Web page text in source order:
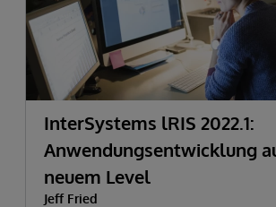
InterSystems lRIS 2022.1:
Anwendungsentwicklung
neuem Level
Jeff Fried